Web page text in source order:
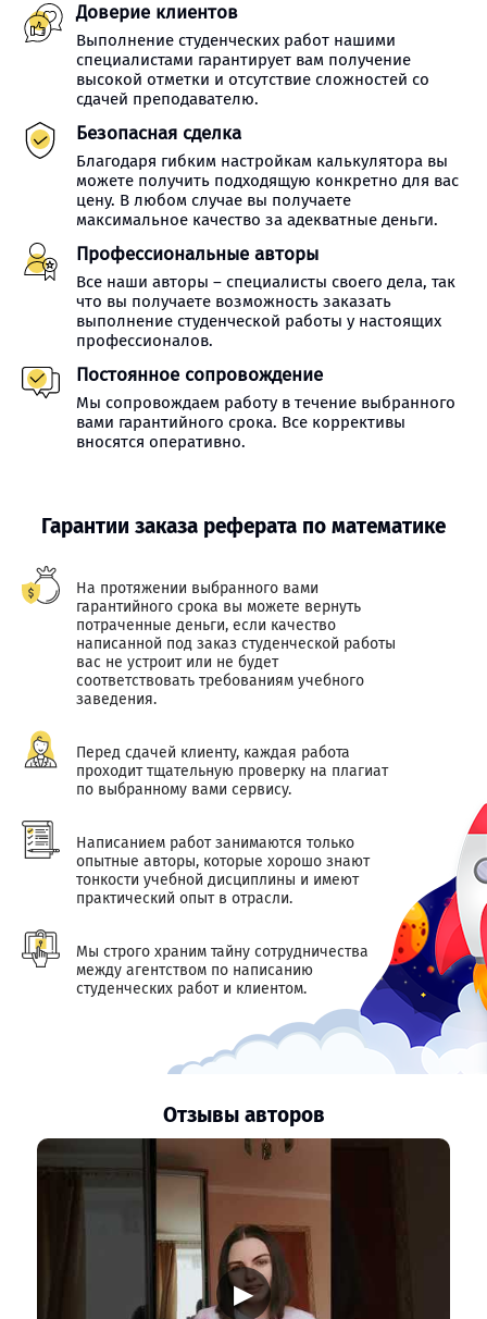
Доверие клиентов
Выполнение студенческих работ нашими
специалистами гарантирует вам получение
высокой отметки и отсутствие сложностей со
сдачей преподавателю.
Безопасная сделка
Благодаря гибким настройкам калькулятора вы
можете получить подходящую конкретно для вас
цену. В любом случае вы получаете
максимальное качество за адекватные деньги.
Профессиональные авторы
Все наши авторы – специалисты своего дела, так
что вы получаете возможность заказать
выполнение студенческой работы у настоящих
профессионалов.
Постоянное сопровождение
Мы сопровождаем работу в течение выбранного
вами гарантийного срока. Все коррективы
вносятся оперативно.
Гарантии заказа реферата по математике
На протяжении выбранного вами
гарантийного срока вы можете вернуть
потраченные деньги, если качество
написанной под заказ студенческой работы
вас не устроит или не будет
соответствовать требованиям учебного
заведения.
Перед сдачей клиенту, каждая работа
проходит тщательную проверку на плагиат
по выбранному вами сервису.
Написанием работ занимаются только
опытные авторы, которые хорошо знают
тонкости учебной дисциплины и имеют
практический опыт в отрасли.
Мы строго храним тайну сотрудничества
между агентством по написанию
студенческих работ и клиентом.
Отзывы авторов
▶